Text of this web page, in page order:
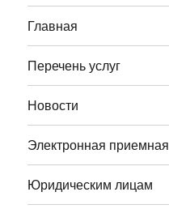
Главная
Перечень услуг
Новости
Электронная приемная
Юридическим лицам